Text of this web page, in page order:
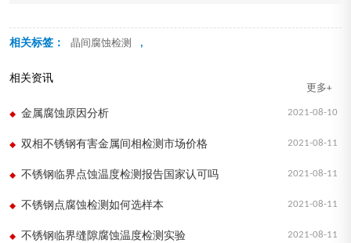
相关标签： 晶间腐蚀检测 ,
相关资讯
更多+
2021-08-10
金属腐蚀原因分析
2021-08-11
双相不锈钢有害金属间相检测市场价格
2021-08-11
不锈钢临界点蚀温度检测报告国家认可吗
2021-08-11
不锈钢点腐蚀检测如何选样本
2021-08-11
不锈钢临界缝隙腐蚀温度检测实验